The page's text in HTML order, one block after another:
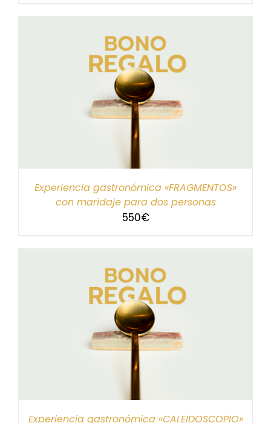
Experiencia gastronómica «FRAGMENTOS»
con maridaje para dos personas
550€
Experiencia gastronómica «CALEIDOSCOPIO»